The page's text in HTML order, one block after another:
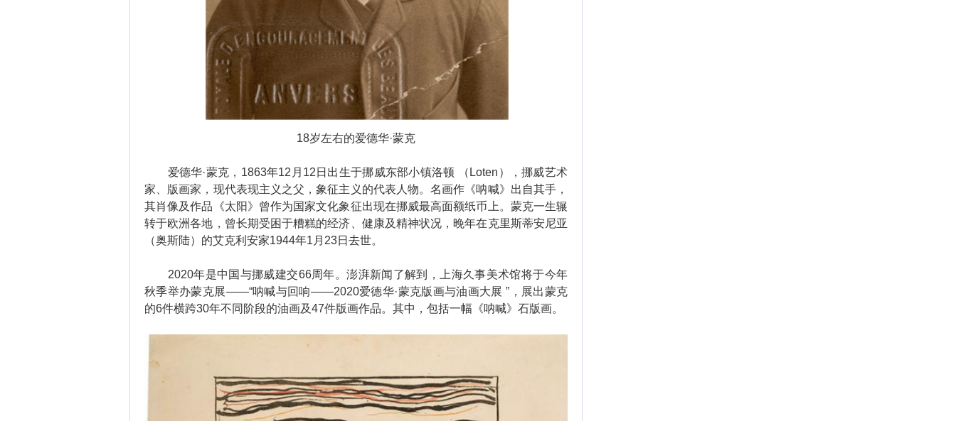
18岁左右的爱德华·蒙克
爱德华·蒙克，1863年12月12日出生于挪威东部小镇洛顿 （Loten），挪威艺术
家、版画家，现代表现主义之父，象征主义的代表人物。名画作《呐喊》出自其手，
其肖像及作品《太阳》曾作为国家文化象征出现在挪威最高面额纸币上。蒙克一生辗
转于欧洲各地，曾长期受困于糟糕的经济、健康及精神状况，晚年在克里斯蒂安尼亚
（奥斯陆）的艾克利安家1944年1月23日去世。
2020年是中国与挪威建交66周年。澎湃新闻了解到，上海久事美术馆将于今年
秋季举办蒙克展——“呐喊与回响——2020爱德华·蒙克版画与油画大展 ”，展出蒙克
的6件横跨30年不同阶段的油画及47件版画作品。其中，包括一幅《呐喊》石版画。